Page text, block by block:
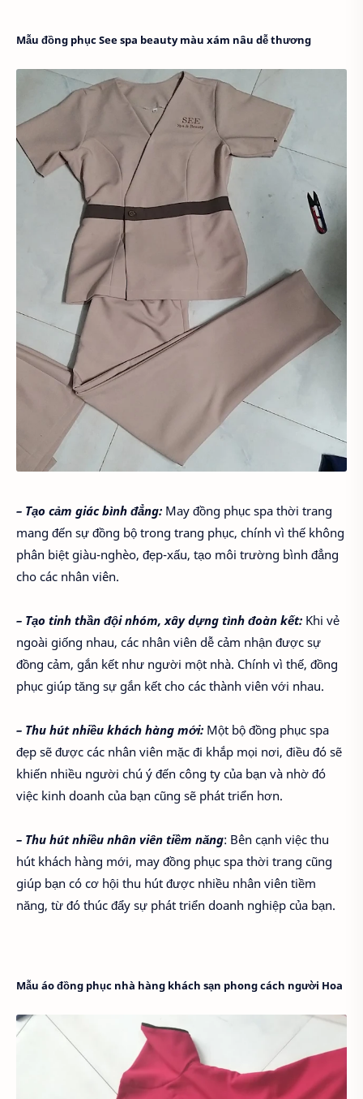
Mẫu đồng phục See spa beauty màu xám nâu dễ thương
– Tạo cảm giác bình đẳng: May đồng phục spa thời trang
mang đến sự đồng bộ trong trang phục, chính vì thế không
phân biệt giàu-nghèo, đẹp-xấu, tạo môi trường bình đẳng
cho các nhân viên.
– Tạo tinh thần đội nhóm, xây dựng tình đoàn kết: Khi vẻ
ngoài giống nhau, các nhân viên dễ cảm nhận được sự
đồng cảm, gắn kết như người một nhà. Chính vì thế, đồng
phục giúp tăng sự gắn kết cho các thành viên với nhau.
– Thu hút nhiều khách hàng mới: Một bộ đồng phục spa
đẹp sẽ được các nhân viên mặc đi khắp mọi nơi, điều đó sẽ
khiến nhiều người chú ý đến công ty của bạn và nhờ đó
việc kinh doanh của bạn cũng sẽ phát triển hơn.
– Thu hút nhiều nhân viên tiềm năng: Bên cạnh việc thu
hút khách hàng mới, may đồng phục spa thời trang cũng
giúp bạn có cơ hội thu hút được nhiều nhân viên tiềm
năng, từ đó thúc đẩy sự phát triển doanh nghiệp của bạn.
Mẫu áo đồng phục nhà hàng khách sạn phong cách người Hoa